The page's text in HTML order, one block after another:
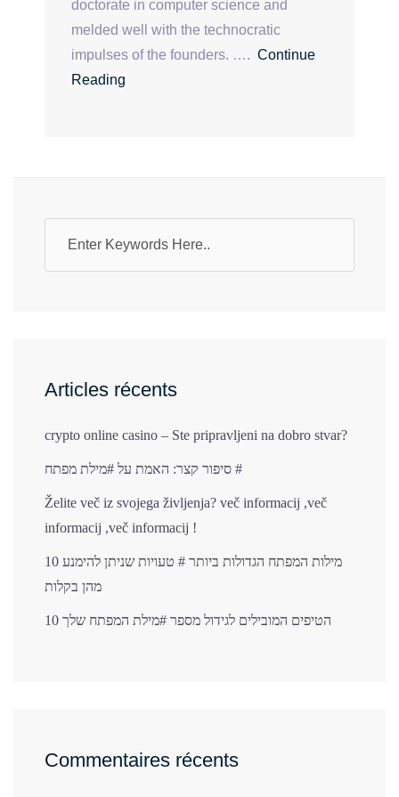
doctorate in computer science and
melded well with the technocratic
impulses of the founders. …. Continue
Reading
Articles récents
crypto online casino – Ste pripravljeni na dobro stvar?
סיפור קצר: האמת על #מילת מפתח #
Želite več iz svojega življenja? več informacij ,več
informacij ,več informacij !
10 מילות המפתח הגדולות ביותר # טעויות שניתן להימנע
מהן בקלות
10 הטיפים המובילים לגידול מספר #מילת המפתח שלך
Commentaires récents